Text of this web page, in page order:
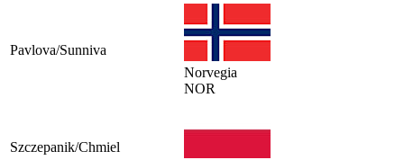
Pavlova/Sunniva
Norvegia
NOR
Szczepanik/Chmiel